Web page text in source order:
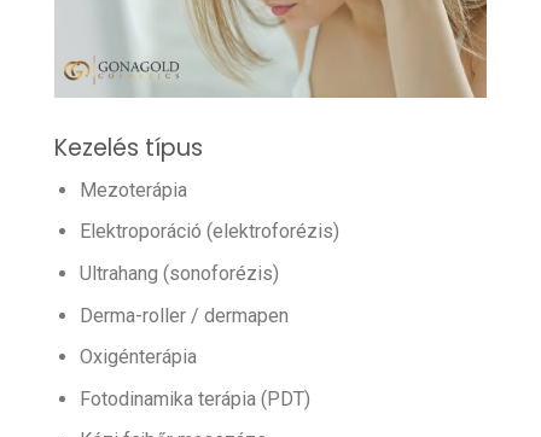
Kezelés típus
Mezoterápia
Elektroporáció (elektroforézis)
Ultrahang (sonoforézis)
Derma-roller / dermapen
Oxigénterápia
Fotodinamika terápia (PDT)